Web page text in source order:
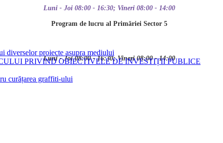
Luni - Joi 08:00 - 16:30; Vineri 08:00 - 14:00
Program de lucru al Primăriei Sector 5
Luni - Joi 08:00 - 16:30; Vineri 08:00 - 14:00
diverselor proiecte asupra mediului
PRIVIND OBIECTIVELE DE INVESTIȚII PUBLICE
curățarea graffiti-ului